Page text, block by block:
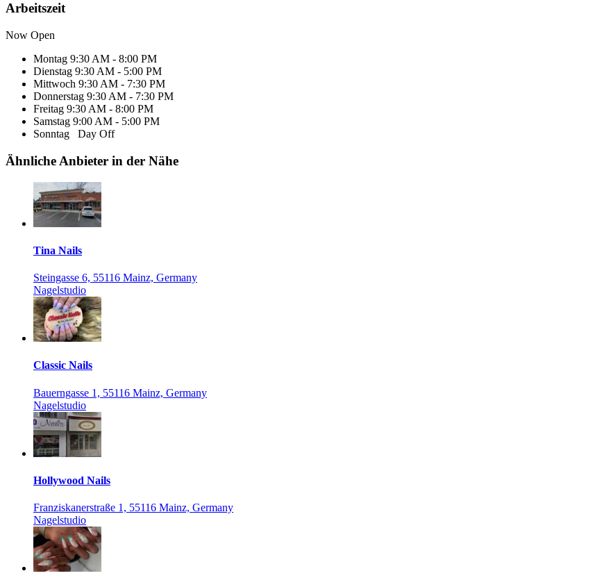
Arbeitszeit
Now Open
Montag 9:30 AM - 8:00 PM
Dienstag 9:30 AM - 5:00 PM
Mittwoch 9:30 AM - 7:30 PM
Donnerstag 9:30 AM - 7:30 PM
Freitag 9:30 AM - 8:00 PM
Samstag 9:00 AM - 5:00 PM
Sonntag Day Off
Ähnliche Anbieter in der Nähe
Tina Nails
Steingasse 6, 55116 Mainz, Germany
Nagelstudio
Classic Nails
Bauerngasse 1, 55116 Mainz, Germany
Nagelstudio
Hollywood Nails
Franziskanerstraße 1, 55116 Mainz, Germany
Nagelstudio